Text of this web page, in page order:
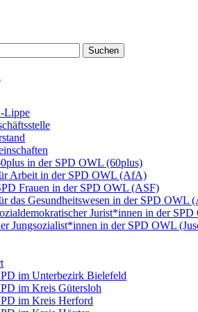
Lippe
in der SPD OWL (60plus)
Arbeit in der SPD OWL (AfA)
Frauen in der SPD OWL (ASF)
das Gesundheitswesen in der SPD OWL
Jurist*innen in der
Jungsozialist*innen in der SPD OWL
im Unterbezirk Bielefeld
im Kreis Gütersloh
im Kreis Herford